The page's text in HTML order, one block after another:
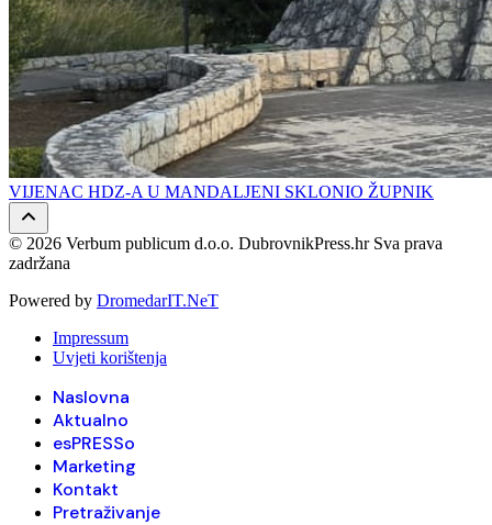
VIJENAC HDZ-A U MANDALJENI SKLONIO ŽUPNIK
© 2026 Verbum publicum d.o.o. DubrovnikPress.hr Sva prava
zadržana
Powered by DromedarIT.NeT
Impressum
Uvjeti korištenja
Naslovna
Aktualno
esPRESSo
Marketing
Kontakt
Pretraživanje